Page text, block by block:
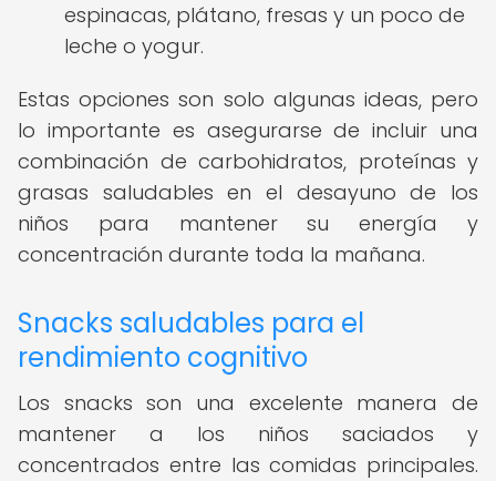
espinacas, plátano, fresas y un poco de
leche o yogur.
Estas opciones son solo algunas ideas, pero
lo importante es asegurarse de incluir una
combinación de carbohidratos, proteínas y
grasas saludables en el desayuno de los
niños para mantener su energía y
concentración durante toda la mañana.
Snacks saludables para el
rendimiento cognitivo
Los snacks son una excelente manera de
mantener a los niños saciados y
concentrados entre las comidas principales.